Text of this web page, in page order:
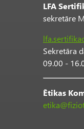
LFA
sekretāre
Sekretāra
09.00 -
Ētikas